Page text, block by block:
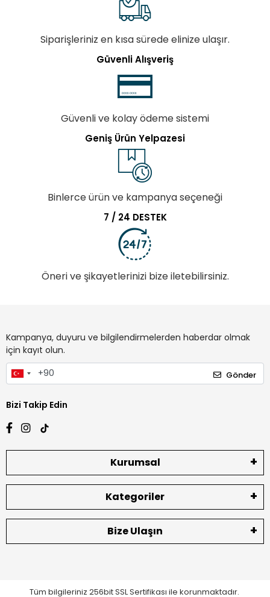
Siparişleriniz en kısa sürede elinize ulaşır.
Güvenli Alışveriş
Güvenli ve kolay ödeme sistemi
Geniş Ürün Yelpazesi
Binlerce ürün ve kampanya seçeneği
7 / 24 DESTEK
Öneri ve şikayetlerinizi bize iletebilirsiniz.
Kampanya, duyuru ve bilgilendirmelerden haberdar olmak
için kayıt olun.
Gönder
Bizi Takip Edin
Kurumsal
Kategoriler
Bize Ulaşın
Tüm bilgileriniz 256bit SSL Sertifikası ile korunmaktadır.